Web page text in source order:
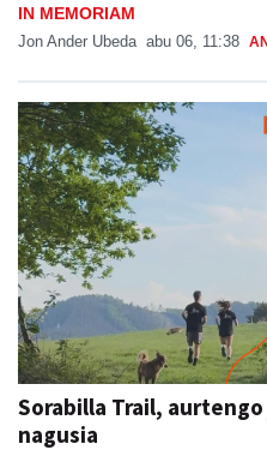
IN MEMORIAM
Jon Ander Ubeda abu 06, 11:38
Sorabilla Trail,
nagusia